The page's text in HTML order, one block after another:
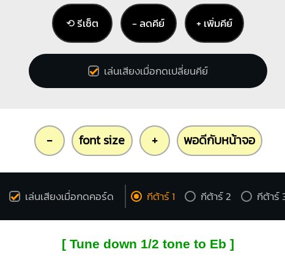
⟲ รีเซ็ต − ลดคีย์ + เพิ่มคีย์
เล่นเสียงเมื่อกดเปลี่ยนคีย์
- font size + พอดีกับหน้าจอ
เล่นเสียงเมื่อกดคอร์ด กีต้าร์ 1 กีต้าร์ 2 กีต้าร์
[ Tune down 1/2 tone to Eb ]